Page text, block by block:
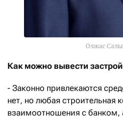
Олжас
Как можно вывести
- Законно привлекаются
нет, но любая строительная
взаимоотношения с банком,